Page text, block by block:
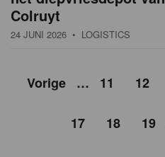
Colruyt
24 JUNI 2026 • LOGISTICS
Vorige … 11 12
17 18 19